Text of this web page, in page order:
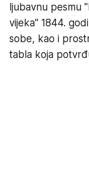
ljubavnu pesmu
vijeka" 1844.
sobe, kao i
tabla koja